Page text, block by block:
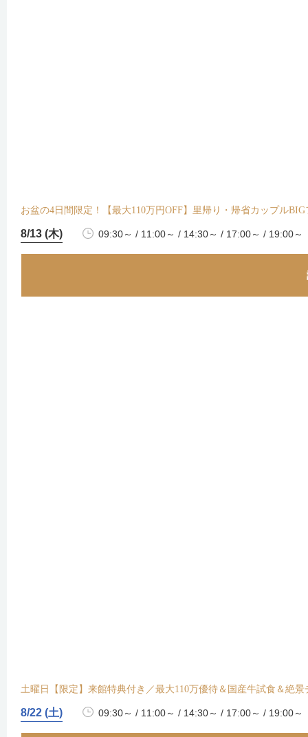
お盆の4日間限定！【最大110万円OFF】里帰り・帰省カップルBIG
8/13 (木) 09:30～ / 11:00～ / 14:30～ / 17:00～ / 19:00～
土曜日【限定】来館特典付き／最大110万優待＆国産牛試食＆絶景
8/22 (土) 09:30～ / 11:00～ / 14:30～ / 17:00～ / 19:00～